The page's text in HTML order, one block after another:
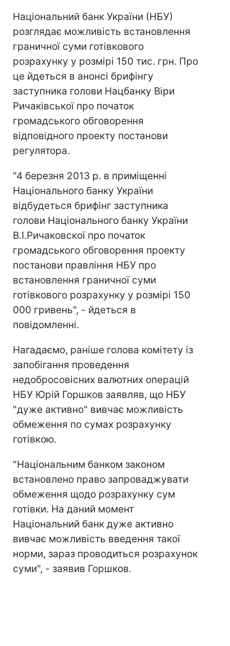
Національний банк України (НБУ)
розглядає можливість встановлення
граничної суми готівкового
розрахунку у розмірі 150 тис. грн. Про
це йдеться в анонсі брифінгу
заступника голови Нацбанку Віри
Ричаківської про початок
громадського обговорення
відповідного проекту постанови
регулятора.
"4 березня 2013 р. в приміщенні
Національного банку України
відбудеться брифінг заступника
голови Національного банку України
В.І.Ричаковскої про початок
громадського обговорення проекту
постанови правління НБУ про
встановлення граничної суми
готівкового розрахунку у розмірі 150
000 гривень", - йдеться в
повідомленні.
Нагадаємо, раніше голова комітету із
запобігання проведення
недобросовісних валютних операцій
НБУ Юрій Горшков заявляв, що НБУ
"дуже активно" вивчає можливість
обмеження по сумах розрахунку
готівкою.
"Національним банком законом
встановлено право запроваджувати
обмеження щодо розрахунку сум
готівки. На даний момент
Національний банк дуже активно
вивчає можливість введення такої
норми, зараз проводиться розрахунок
суми", - заявив Горшков.